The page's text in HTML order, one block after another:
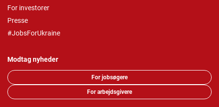
For investorer
Presse
#JobsForUkraine
Modtag nyheder
For jobsøgere
For arbejdsgivere